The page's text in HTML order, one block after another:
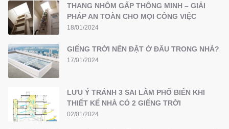
THANG NHÔM GẤP THÔNG MINH – GIẢI
PHÁP AN TOÀN CHO MỌI CÔNG VIỆC
18/01/2024
GIẾNG TRỜI NÊN ĐẶT Ở ĐÂU TRONG NHÀ?
17/01/2024
LƯU Ý TRÁNH 3 SAI LẦM PHỔ BIẾN KHI
THIẾT KẾ NHÀ CÓ 2 GIẾNG TRỜI
02/01/2024